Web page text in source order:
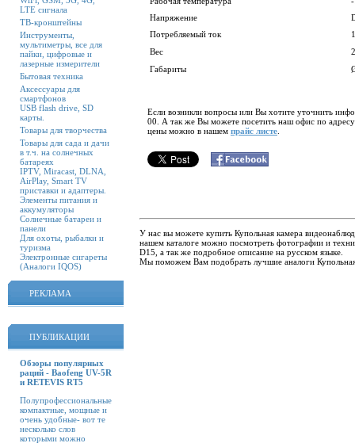
LTE сигнала
ТВ-кронштейны
Инструменты,
мультиметры, все для
пайки, цифровые и
лазерные измерители
Бытовая техника
Аксессуары для
смартфонов
USB flash drive, SD
карты.
Товары для творчества
Товары для сада и дачи
в т.ч. на солнечных
батареях
IPTV, Miracast, DLNA,
AirPlay, Smart TV
приставки и адаптеры.
Элементы питания и
аккумуляторы
Солнечные батареи и
панели
Для охоты, рыбалки и
туризма
Электронные сигареты
(Аналоги IQOS)
РЕКЛАМА
ПУБЛИКАЦИИ
Обзоры популярных
раций - Baofeng UV-5R
и RETEVIS RT5
Полупрофессиональные
компактные, мощные и
очень удобные- вот те
несколько слов
которыми можно
Напряжение
Потребляемый ток
Вес
Габариты
Если возникли вопросы или Вы хотите уточнить
00. А так же Вы можете посетить наш офис по
цены можно в нашем прайс листе
У нас вы можете купить Купольная камера
нашем каталоге можно посмотреть фотографии и
D15, а так же подробное описание на русском языке.
Мы поможем Вам подобрать лучшие аналоги